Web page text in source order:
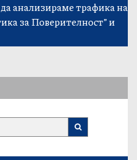
анализираме трафика на
за Поверителност”и